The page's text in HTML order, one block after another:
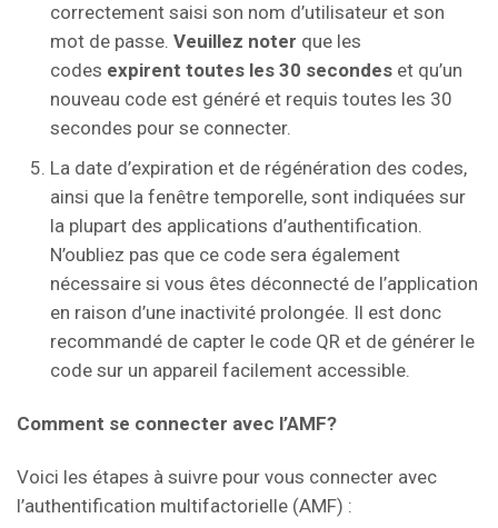
correctement saisi son nom d’utilisateur et son
mot de passe. Veuillez noter que les
codes expirent toutes les 30 secondes et qu’un
nouveau code est généré et requis toutes les 30
secondes pour se connecter.
La date d’expiration et de régénération des codes,
ainsi que la fenêtre temporelle, sont indiquées sur
la plupart des applications d’authentification.
N’oubliez pas que ce code sera également
nécessaire si vous êtes déconnecté de l’application
en raison d’une inactivité prolongée. Il est donc
recommandé de capter le code QR et de générer le
code sur un appareil facilement accessible.
Comment se connecter avec l’AMF?
Voici les étapes à suivre pour vous connecter avec
l’authentification multifactorielle (AMF) :